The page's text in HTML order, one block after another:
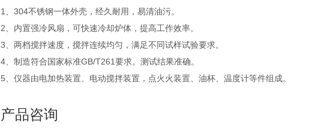
1、304不锈钢一体外壳，经久耐用，易清油污。
2、内置强冷风扇，可快速冷却炉体，提高工作效率。
3、两档搅拌速度，搅拌连续均匀，满足不同试样试验要求。
4、制造符合国家标准GB/T261要求。测试结果准确。
5、仪器由电加热装置、电动搅拌装置，点火火装置、油杯、温度计等件组成。
产品咨询